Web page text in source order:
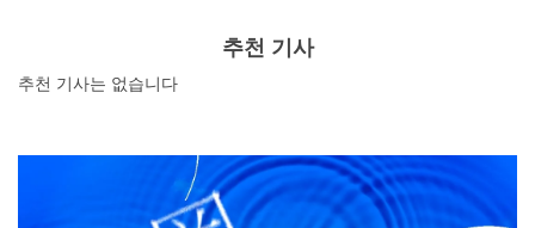
추천 기사
추천 기사는 없습니다